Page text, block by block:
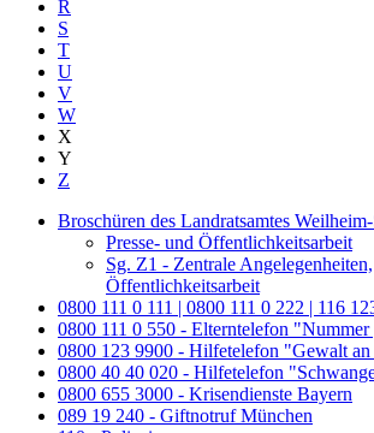
R
S
T
U
V
W
X
Y
Z
Broschüren des Landratsamtes
Presse- und Öffentlichkeitsarbeit
Sg. Z1 - Zentrale Angelegenheiten,
Öffentlichkeitsarbeit
0800 111 0 111 | 0800 111 0 222 | 116
0800 111 0 550 - Elterntelefon
0800 123 9900 - Hilfetelefon "Gewalt
0800 40 40 020 - Hilfetelefon
0800 655 3000 - Krisendienste Bayern
089 19 240 - Giftnotruf München